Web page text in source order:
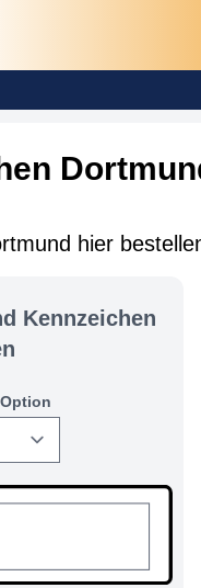
hier
Kennzeichen